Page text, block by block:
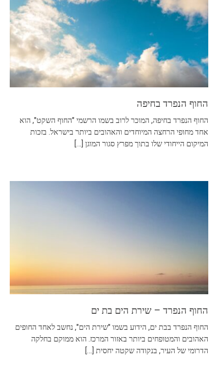
החוף הנפרד בחיפה
החוף הנפרד בחיפה, המוכר לרוב בשמו הרשמי "החוף השקט", הוא
אחד מחופי הרחצה המיוחדים והאהובים ביותר בישראל. בזכות
המיקום הייחודי שלו בתוך מפרץ סגור המוגן […]
החוף הנפרד – שירת הים בת ים
החוף הנפרד בבת ים, הידוע בשמו "שירת הים", נחשב לאחד החופים
האהובים והמטופחים ביותר באזור המרכז. הוא ממוקם בחלקה
הדרומי של העיר, בנקודה שקטה יחסית […]